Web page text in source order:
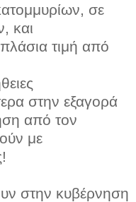
σε
και
τιμή από
στην εξαγορά
από τον
με
στην κυβέρνηση